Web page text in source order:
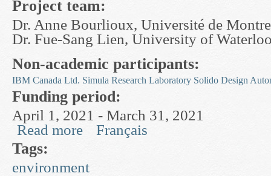
Project team:
Dr. Anne Bourlioux, Université de
Dr. Fue-Sang Lien, University of
Non-academic participants:
IBM Canada Ltd. Simula Research Laboratory Solido Design
Funding period:
April 1, 2021 - March 31, 2021
Read more about Efficient Numerical Methods for the
Français
Tags:
environment